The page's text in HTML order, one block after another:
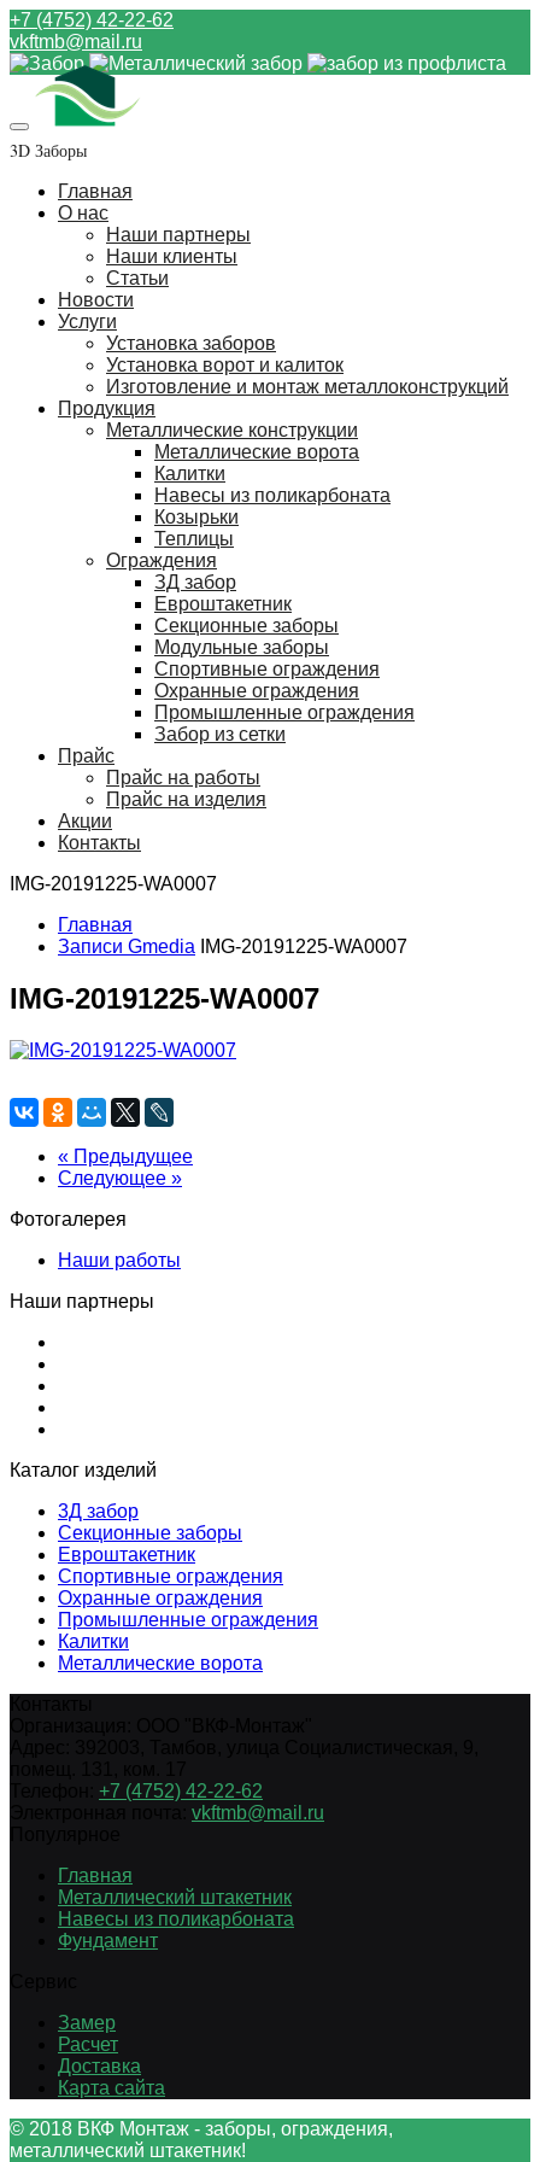
+7 (4752) 42-22-62
vkftmb@mail.ru
3D Заборы
Главная
О нас
Наши партнеры
Наши клиенты
Статьи
Новости
Услуги
Установка заборов
Установка ворот и калиток
Изготовление и монтаж металлоконструкций
Продукция
Металлические конструкции
Металлические ворота
Калитки
Навесы из поликарбоната
Козырьки
Теплицы
Ограждения
ЗД забор
Евроштакетник
Секционные заборы
Модульные заборы
Спортивные ограждения
Охранные ограждения
Промышленные ограждения
Забор из сетки
Прайс
Прайс на работы
Прайс на изделия
Акции
Контакты
IMG-20191225-WA0007
Главная
Записи Gmedia
IMG-20191225-WA0007
IMG-20191225-WA0007
« Предыдущее
Следующее »
Фотогалерея
Наши работы
Наши партнеры
Каталог изделий
3Д забор
Секционные заборы
Евроштакетник
Спортивные ограждения
Охранные ограждения
Промышленные ограждения
Калитки
Металлические ворота
+7 (4752) 42-22-62
vkftmb@mail.ru
Главная
Металлический штакетник
Навесы из поликарбоната
Фундамент
Замер
Расчет
Доставка
Карта сайта
© 2018 ВКФ Монтаж - заборы, ограждения,
металлический штакетник!